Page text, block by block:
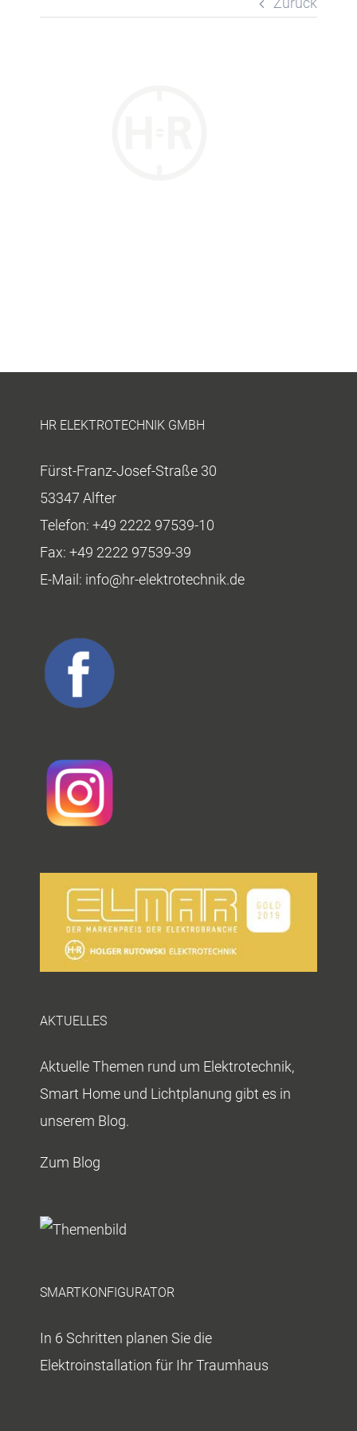
HR ELEKTROTECHNIK GMBH
Fürst-Franz-Josef-Straße 30
53347 Alfter
Telefon: +49 2222 97539-10
Fax: +49 2222 97539-39
E-Mail: info@hr-elektrotechnik.de
AKTUELLES
Aktuelle Themen rund um Elektrotechnik,
Smart Home und Lichtplanung gibt es in
unserem Blog.
Zum Blog
SMARTKONFIGURATOR
In 6 Schritten planen Sie die
Elektroinstallation für Ihr Traumhaus